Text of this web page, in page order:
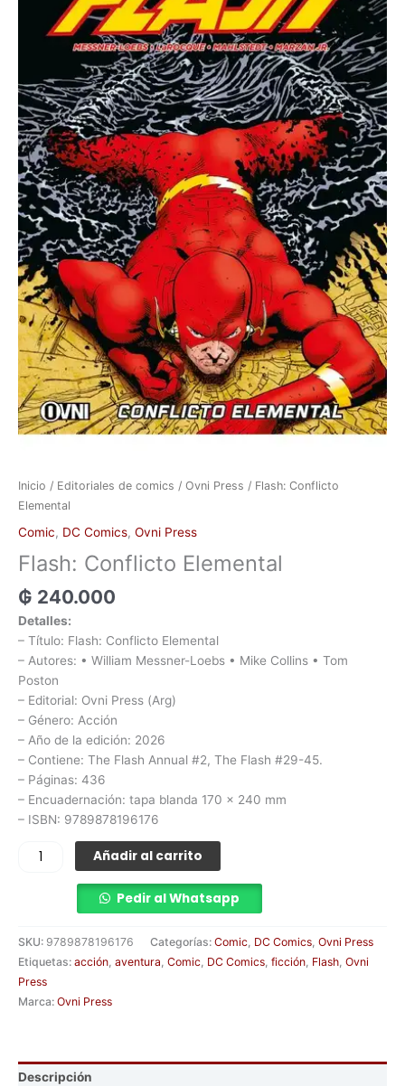
Inicio / Editoriales de comics / Ovni Press / Flash: Conflicto
Elemental
Comic, DC Comics, Ovni Press
Flash: Conflicto Elemental
₲ 240.000
Detalles:
– Título: Flash: Conflicto Elemental
– Autores: • William Messner-Loebs • Mike Collins • Tom
Poston
– Editorial: Ovni Press (Arg)
– Género: Acción
– Año de la edición: 2026
– Contiene: The Flash Annual #2, The Flash #29-45.
– Páginas: 436
– Encuadernación: tapa blanda 170 x 240 mm
– ISBN: 9789878196176
Añadir al carrito
Pedir al Whatsapp
SKU: 9789878196176 Categorías: Comic DC Comics Ovni Press
Etiquetas: acción aventura Comic DC Comics ficción Flash Ovni
Press
Marca: Ovni Press
Descripción